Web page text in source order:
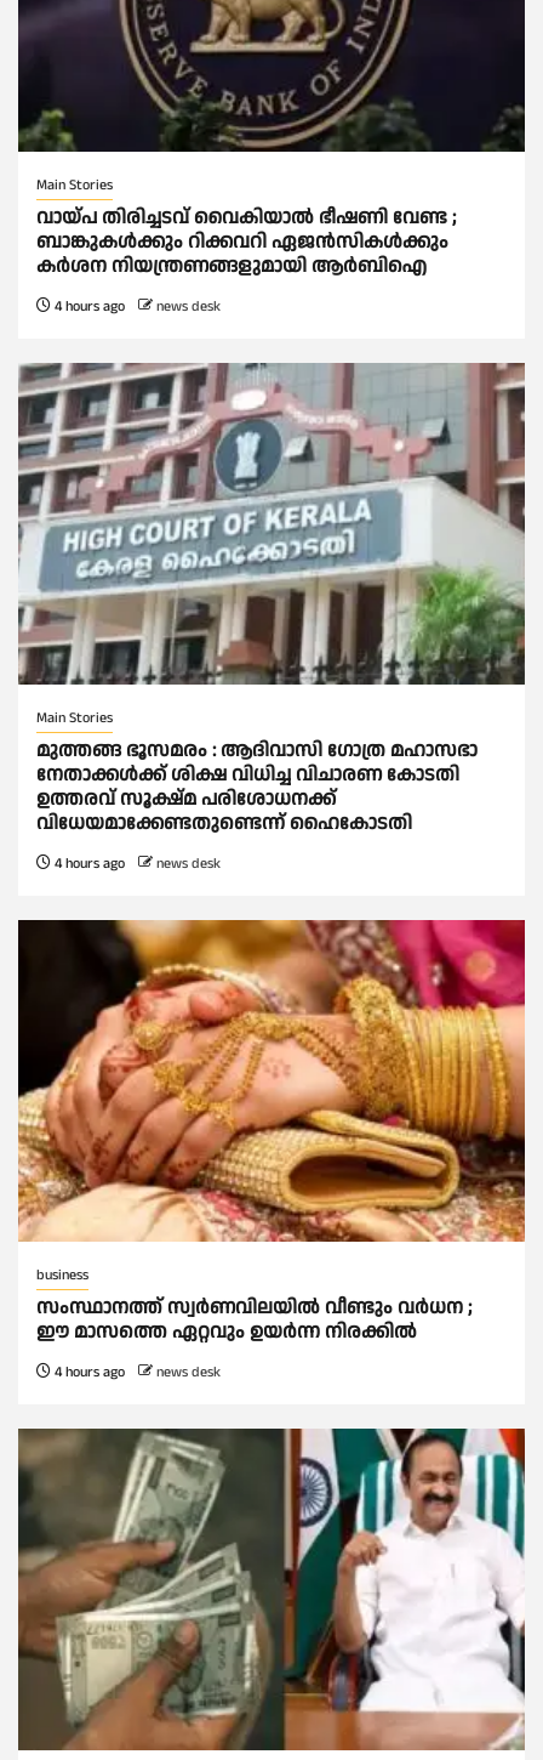
Main Stories
വായ്പ തിരിച്ചടവ് വൈകിയാല്‍ ഭീഷണി വേണ്ട ;
ബാങ്കുകള്‍ക്കും റിക്കവറി ഏജൻസികള്‍ക്കും
കര്‍ശന നിയന്ത്രണങ്ങളുമായി ആര്‍ബിഐ
4 hours ago news desk
Main Stories
മുത്തങ്ങ ഭൂസമരം : ആദിവാസി ഗോത്ര മഹാസഭാ
നേതാക്കള്‍ക്ക് ശിക്ഷ വിധിച്ച വിചാരണ കോടതി
ഉത്തരവ് സൂക്ഷ്മ പരിശോധനക്ക്
വിധേയമാക്കേണ്ടതുണ്ടെന്ന് ഹൈകോടതി
4 hours ago news desk
business
സംസ്ഥാനത്ത് സ്വര്‍ണവിലയില്‍ വീണ്ടും വര്‍ധന ;
ഈ മാസത്തെ ഏറ്റവും ഉയര്‍ന്ന നിരക്കില്‍
4 hours ago news desk